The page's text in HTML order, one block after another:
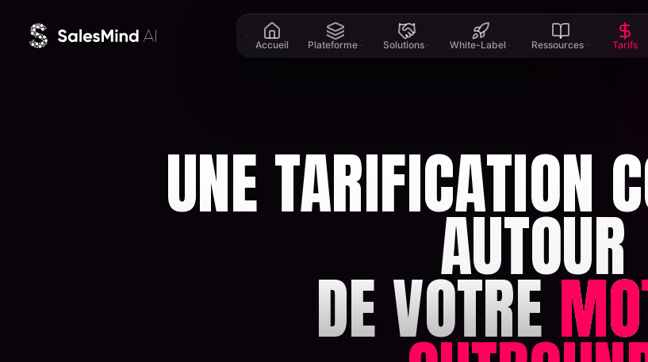
Accueil Plateforme Solutions White-Label Ressources Tarifs
UNE TARIFICATION
AUTOUR
DE VOTRE